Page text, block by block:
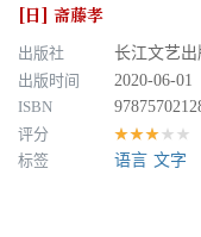
[日] 斋藤孝
出版社
长江文艺出
出版时间
2020-06-01
ISBN
评分
★★★★★
标签 语言 文字